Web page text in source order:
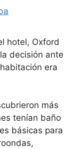
hotel, Oxford
decisión ante
era
más
tenían baño
básicas para